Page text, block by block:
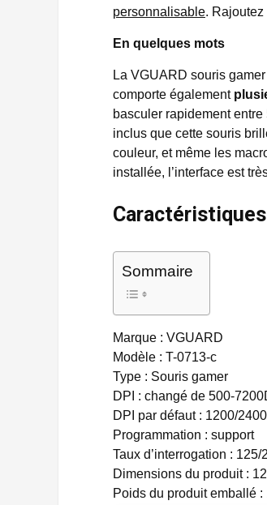
personnalisable.
En quelques mots
La VGUARD souris
comporte également
basculer rapidement
inclus que cette souris
couleur, et même les
installée, l’interface est
Caractéristiques
Sommaire
Marque : VGUARD
Modèle : T-0713-c
Type : Souris gamer
DPI : changé de 500-
DPI par défaut : 1200/
Programmation : support
Taux d’interrogation :
Dimensions du produit :
Poids du produit emballé :